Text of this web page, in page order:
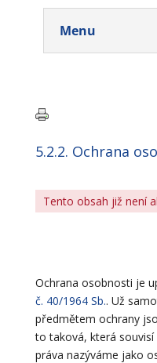
Menu
5.2.2. Ochrana
Tento obsah již není
Ochrana osobnosti je
č. 40/1964 Sb.. Už
předmětem ochrany
to taková, která
práva nazýváme jako